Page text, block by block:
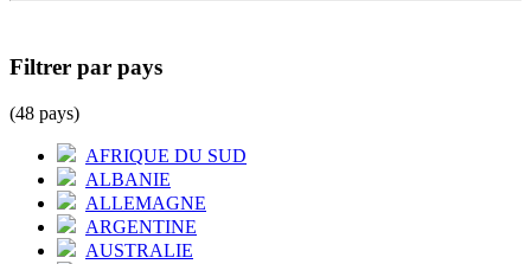
Filtrer par pays
(48 pays)
AFRIQUE DU SUD
ALBANIE
ALLEMAGNE
ARGENTINE
AUSTRALIE